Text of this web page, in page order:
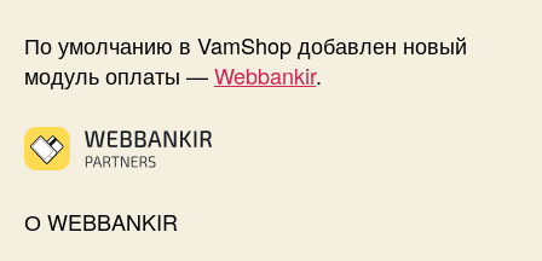
новый
модуль
По умолчанию в VamShop добавлен новый
модуль оплаты —Webbankir.
О WEBBANKIR